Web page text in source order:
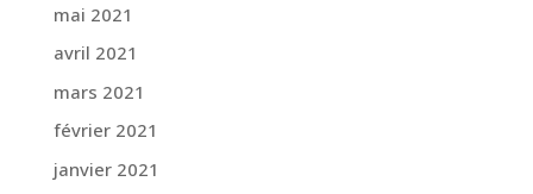
mai 2021
avril 2021
mars 2021
février 2021
janvier 2021